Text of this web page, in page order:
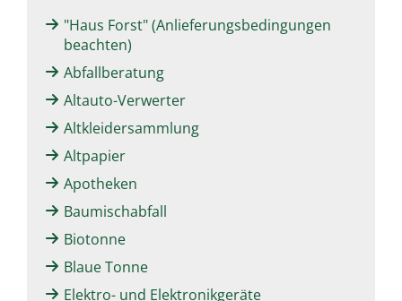
"Haus Forst" (Anlieferungsbedingungen
beachten)
Abfallberatung
Altauto-Verwerter
Altkleidersammlung
Altpapier
Apotheken
Baumischabfall
Biotonne
Blaue Tonne
Elektro- und Elektronikgeräte